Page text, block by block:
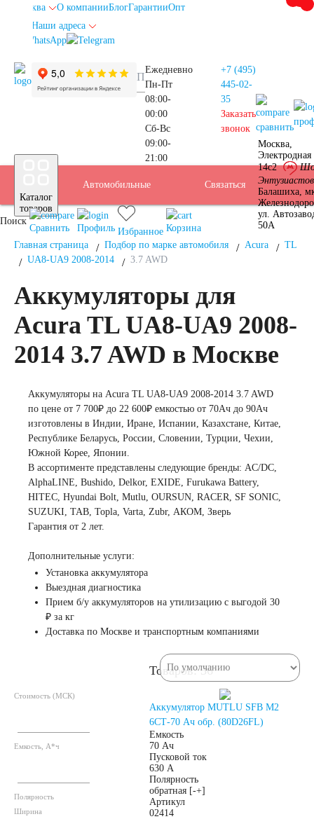
Москва О компанииБлогГарантииОпт
Наши адреса
Ежедневно
Пн-Пт
08:00-
00:00
Сб-Вс
09:00-
21:00
+7 (495)
445-02-
35
Заказать
звонок сравнить
Каталог
товаров
Автомобильные
аккумуляторы
Аккумуляторы для
Емкость (A/H)
35 А/ч
40 А/ч 42 А/ч
45 А/ч 47 А/ч
56 А/ч 58 А/ч
60 А/ч
62 А/ч
Подбор
АКБ
Услуги
Бренды
Доставка
Оплата
Б/У
АКБ
Контакты
Связаться Москва
Москва,
14с2
Энтузиастов
Балашиха,
ул.
50А
Поиск
Сравнить Профиль Избранное Корзина
Главная страница
Подбор по марке автомобиля Acura
TL
UA8-UA9 2008-2014
3.7 AWD
Аккумуляторы для
Acura TL UA8-UA9 2008-
2014 3.7 AWD в Москве
Аккумуляторы на Acura TL UA8-UA9 2008-2014 3.7 AWD
по цене от 7 700₽ до 22 600₽ емкостью от 70Ач до 90Ач
изготовлены в Индии, Иране, Испании, Казахстане, Китае,
Республике Беларусь, России, Словении, Турции, Чехии,
Южной Корее, Японии.
В ассортименте представлены следующие бренды: AC/DC,
AlphaLINE, Bushido, Delkor, EXIDE, Furukawa Battery,
HITEC, Hyundai Bolt, Mutlu, OURSUN, RACER, SF SONIC,
SUZUKI, TAB, Topla, Varta, Zubr, АКОМ, Зверь
Гарантия от 2 лет.
Дополнительные услуги:
Установка аккумулятора
Выездная диагностика
Прием б/у аккумуляторов на утилизацию с выгодой 30
₽ за кг
Доставка по Москве и транспортным компаниями
Стоимость (МСК)
Емкость, А*ч
Полярность
Ширина
Товаров: 36
Аккумулятор MUTLU SFB M2
6СТ-70 Ач обр. (80D26FL)
Емкость
70 Ач
Пусковой ток
630 А
Полярность
обратная [-+]
Артикул
02414